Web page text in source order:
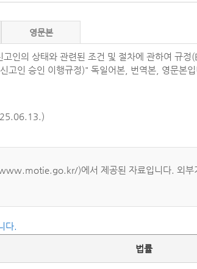
영문본
고인의 상태와 관련된 조건 및 절차에 관하여 규
인 승인 이행규정)" 독일어본, 번역본, 영문본입
)에서 제공된 자료입니다. 외부
다.
법률